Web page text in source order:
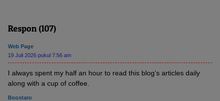
Respon (107)
Web Page
19 Juli 2026 pukul 7:56 am
I always spent my half an hour to read this blog’s articles daily
along with a cup of coffee.
Boostaro